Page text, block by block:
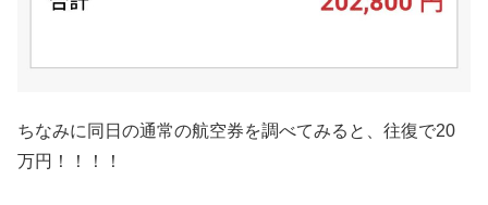
ちなみに同日の通常の航空券を調べてみると、往復で20
万円！！！！